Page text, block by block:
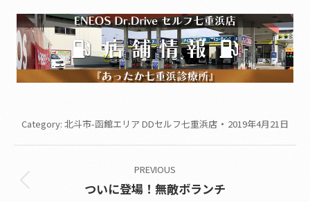
Category: 北斗市-函館エリア DDセルフ七重浜店 2019年4月21日
navigation
PREVIOUS
Previous
ついに登場！無敵ボランチ